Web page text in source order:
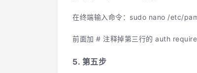
在终端输入命令：sudo nano /etc/
前面加 # 注释掉第三行的 auth
5. 第五步